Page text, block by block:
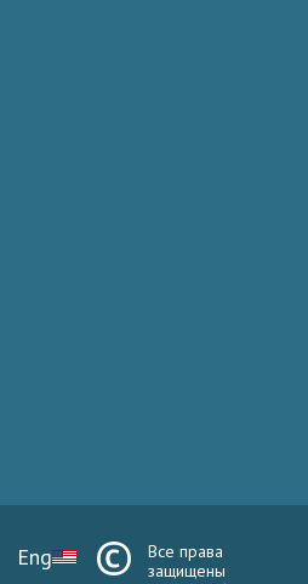
Eng
Все права
защищены